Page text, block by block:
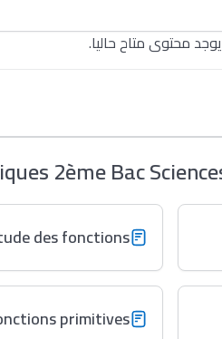
محتوى متاح حاليا.
2ème Bac
des fonctions
primitives